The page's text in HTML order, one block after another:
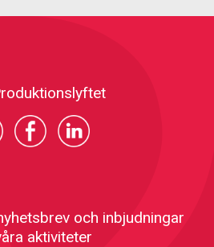
och inbjudningar
aktiviteter